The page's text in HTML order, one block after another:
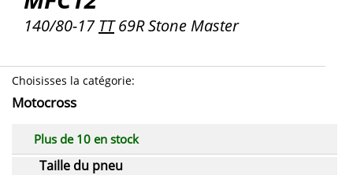
140/80-17 TT69R Stone Master
Choisisses la catégorie:
Motocross
Taille du pneu
Plus de 10 en stock